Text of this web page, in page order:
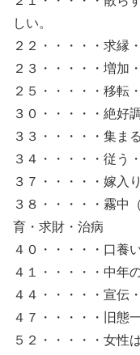
しい。
２２・・・・・求縁
２３・・・・・増加
２５・・・・・移転
３０・・・・・絶好
３３・・・・・集ま
３４・・・・・従う
３７・・・・・嫁入
３８・・・・・霧中
育・求財・治病
４０・・・・・口養
４１・・・・・中年
４４・・・・・宣伝
４７・・・・・旧態
５２・・・・・女性